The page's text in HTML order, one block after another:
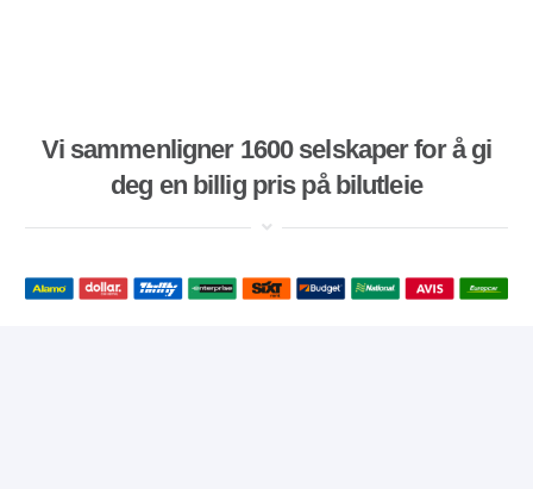
Vi sammenligner 1600 selskaper for å gi
deg en billig pris på bilutleie